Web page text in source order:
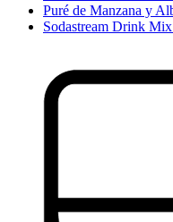
Puré de Manzana y
Sodastream Drink